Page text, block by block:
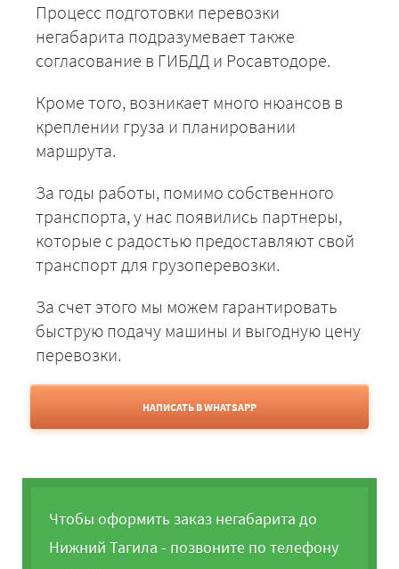
Процесс подготовки перевозки
негабарита подразумевает также
согласование в ГИБДД и Росавтодоре.
Кроме того, возникает много нюансов в
креплении груза и планировании
маршрута.
За годы работы, помимо собственного
транспорта, у нас появились партнеры,
которые с радостью предоставляют свой
транспорт для грузоперевозки.
За счет этого мы можем гарантировать
быструю подачу машины и выгодную цену
перевозки.
НАПИСАТЬ В WHATSAPP
Чтобы оформить заказ негабарита до
Нижний Тагила - позвоните по телефону